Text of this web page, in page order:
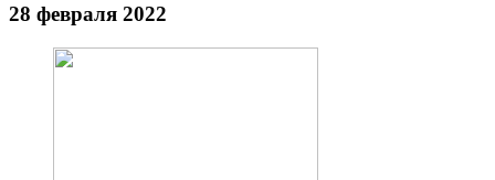
28 февраля 2022